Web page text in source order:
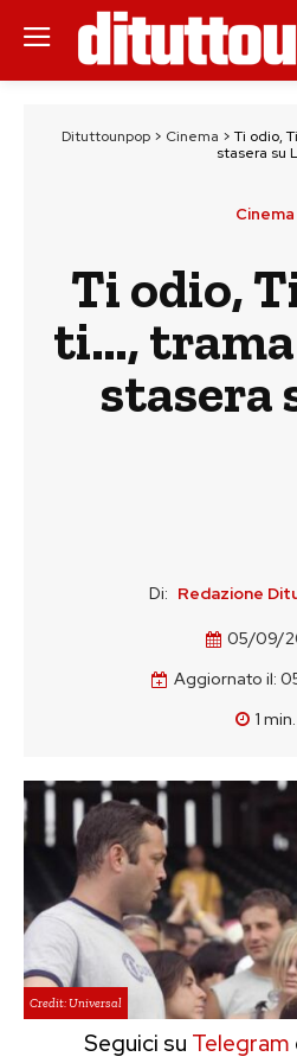
Dituttounpop> Cinema > Ti odio,
stasera su
Cinema
Ti odio,
ti…,
stasera
Di: Redazione
05/09/
Aggiornato il:
1 min.
Credit: Universal
Seguici su Telegram